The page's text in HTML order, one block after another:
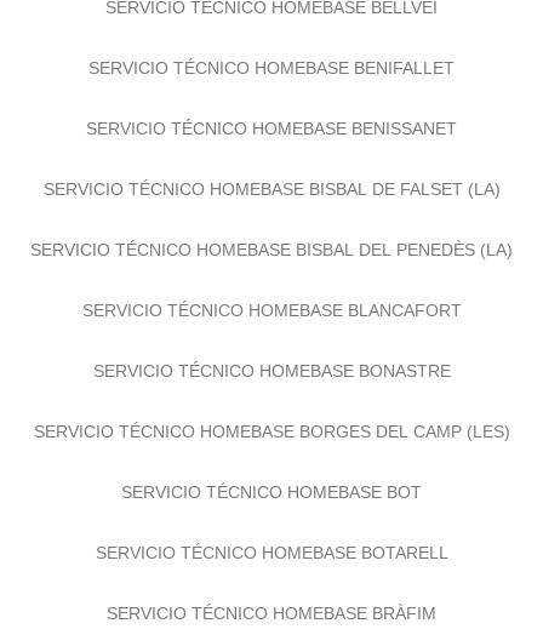
SERVICIO TÉCNICO HOMEBASE BELLVEI
SERVICIO TÉCNICO HOMEBASE BENIFALLET
SERVICIO TÉCNICO HOMEBASE BENISSANET
SERVICIO TÉCNICO HOMEBASE BISBAL DE FALSET (LA)
SERVICIO TÉCNICO HOMEBASE BISBAL DEL PENEDÈS (LA)
SERVICIO TÉCNICO HOMEBASE BLANCAFORT
SERVICIO TÉCNICO HOMEBASE BONASTRE
SERVICIO TÉCNICO HOMEBASE BORGES DEL CAMP (LES)
SERVICIO TÉCNICO HOMEBASE BOT
SERVICIO TÉCNICO HOMEBASE BOTARELL
SERVICIO TÉCNICO HOMEBASE BRÀFIM